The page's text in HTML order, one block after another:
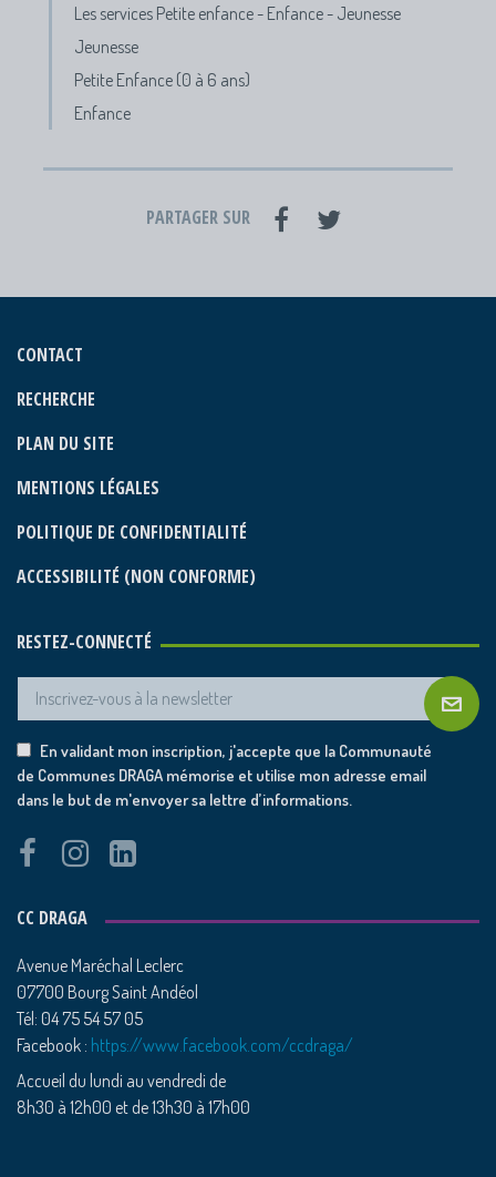
Les services Petite enfance - Enfance - Jeunesse
Jeunesse
Petite Enfance (0 à 6 ans)
Enfance
PARTAGER SUR
CONTACT
RECHERCHE
PLAN DU SITE
MENTIONS LÉGALES
POLITIQUE DE CONFIDENTIALITÉ
ACCESSIBILITÉ (NON CONFORME)
RESTEZ-CONNECTÉ
En validant mon inscription, j'accepte que la Communauté
de Communes DRAGA mémorise et utilise mon adresse email
dans le but de m'envoyer sa lettre d’informations.
CC DRAGA
Avenue Maréchal Leclerc
07700 Bourg Saint Andéol
Tél: 04 75 54 57 05
Facebook : https://www.facebook.com/ccdraga/
Accueil du lundi au vendredi de
8h30 à 12h00 et de 13h30 à 17h00